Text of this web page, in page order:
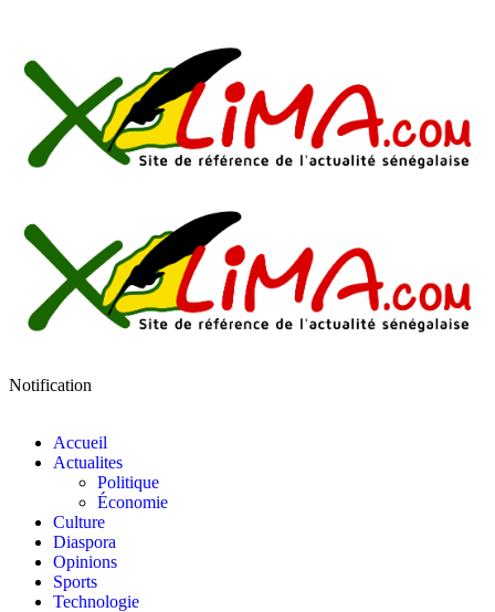
Notification
Accueil
Actualites
Politique
Économie
Culture
Diaspora
Opinions
Sports
Technologie